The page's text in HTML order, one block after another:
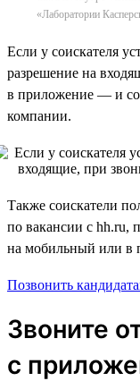
«Лаборатории
Если у соискателя
разрешение на
в приложение — и
компании.
Также соискатели
по вакансии с hh.ru,
на мобильный или в
Позвонить
Звоните
с